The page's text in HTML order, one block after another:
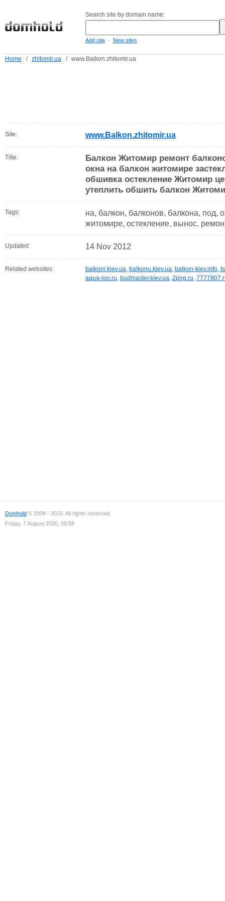
Search site by domain name:
Add site - New sites
Home / zhitomir.ua / www.Balkon.zhitomir.ua
Site: www.Balkon.zhitomir.ua
Title:
Балкон Житомир ремонт
окна на балкон житомире
обшивка остекление Житомир
утеплить обшить балкон
Tags:
на, балкон, балконов, балкона, под,
житомире, остекление, вынос,
Updated: 14 Nov 2012
Related websites: balkoni.kiev.ua, balkonu.kiev.ua, balkon-kiev.info,
aqua-loo.ru, budmaster.kiev.ua, 2png.ru,
Domhold © 2009 - 2026. All rights reserved.
Friday, 7 August 2026, 09:58